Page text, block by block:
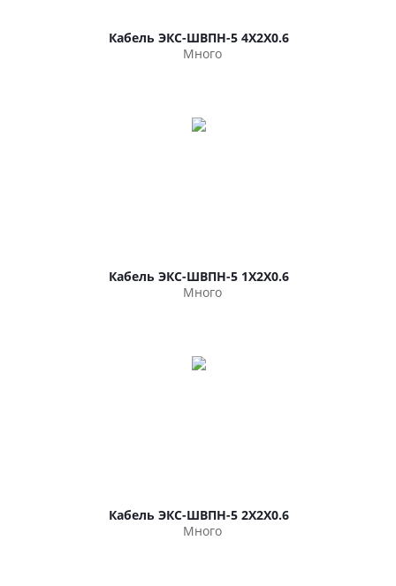
Кабель ЭКС-ШВПН-5 4Х2Х0.6
Много
Кабель ЭКС-ШВПН-5 1Х2Х0.6
Много
Кабель ЭКС-ШВПН-5 2Х2Х0.6
Много